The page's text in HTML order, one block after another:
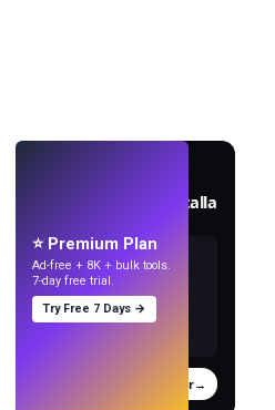
Crea fondos de pantalla
Probar→
⭐ Premium Plan
Ad-free + 8K + bulk tools.
7-day free trial.
Try Free 7 Days →